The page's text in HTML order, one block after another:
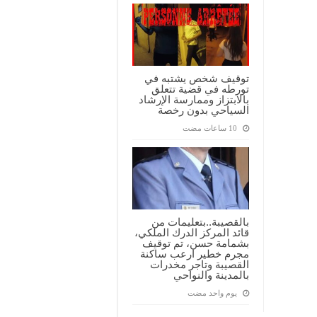
توقيف شخص يشتبه في
تورطه في قضية تتعلق
بالابتزاز وممارسة الإرشاد
السياحي بدون رخصة
بالقصيبة..بتعليمات من
قائد المركز الدرك الملكي،
بشمامة حسن، تم توقيف
مجرم خطير ارعب ساكنة
القصيبة وتاجر مخدرات
بالمدينة والنواحي
‏يوم واحد مضت